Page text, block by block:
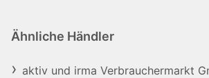
Ähnliche Händler
aktiv und irma Verbrauchermarkt